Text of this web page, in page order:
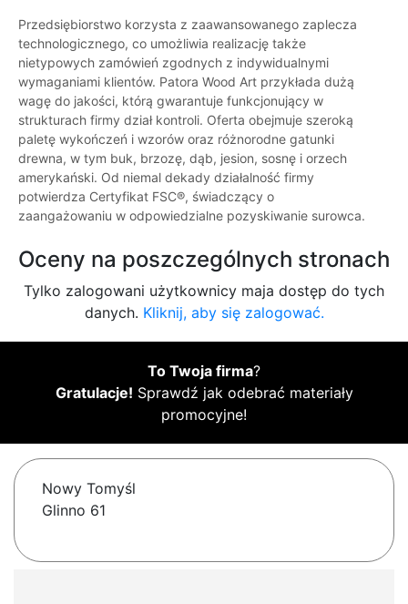
Przedsiębiorstwo korzysta z zaawansowanego zaplecza
technologicznego, co umożliwia realizację także
nietypowych zamówień zgodnych z indywidualnymi
wymaganiami klientów. Patora Wood Art przykłada dużą
wagę do jakości, którą gwarantuje funkcjonujący w
strukturach firmy dział kontroli. Oferta obejmuje szeroką
paletę wykończeń i wzorów oraz różnorodne gatunki
drewna, w tym buk, brzozę, dąb, jesion, sosnę i orzech
amerykański. Od niemal dekady działalność firmy
potwierdza Certyfikat FSC®, świadczący o
zaangażowaniu w odpowiedzialne pozyskiwanie surowca.
Oceny na poszczególnych stronach
Tylko zalogowani użytkownicy maja dostęp do tych
danych. Kliknij, aby się zalogować.
To Twoja firma?
Gratulacje! Sprawdź jak odebrać materiały
promocyjne!
Nowy Tomyśl
Glinno 61